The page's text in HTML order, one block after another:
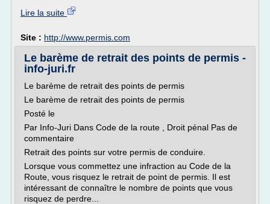
Lire la suite
Site : http://www.permis.com
Le barème de retrait des points de permis -
info-juri.fr
Le barème de retrait des points de permis
Le barème de retrait des points de permis
Posté le
Par Info-Juri Dans Code de la route , Droit pénal Pas de
commentaire
Retrait des points sur votre permis de conduire.
Lorsque vous commettez une infraction au Code de la
Route, vous risquez le retrait de point de permis. Il est
intéressant de connaître le nombre de points que vous
risquez de perdre...